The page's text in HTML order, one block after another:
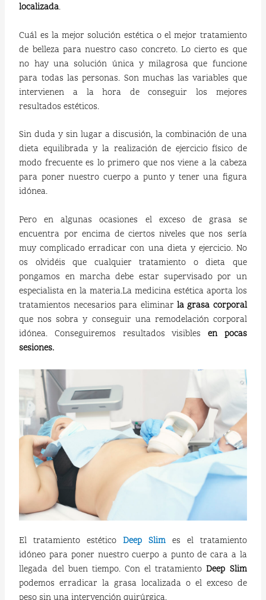
localizada.
Cuál es la mejor solución estética o el mejor tratamiento
de belleza para nuestro caso concreto. Lo cierto es que
no hay una solución única y milagrosa que funcione
para todas las personas. Son muchas las variables que
intervienen a la hora de conseguir los mejores
resultados estéticos.
Sin duda y sin lugar a discusión, la combinación de una
dieta equilibrada y la realización de ejercicio físico de
modo frecuente es lo primero que nos viene a la cabeza
para poner nuestro cuerpo a punto y tener una figura
idónea.
Pero en algunas ocasiones el exceso de grasa se
encuentra por encima de ciertos niveles que nos sería
muy complicado erradicar con una dieta y ejercicio. No
os olvidéis que cualquier tratamiento o dieta que
pongamos en marcha debe estar supervisado por un
especialista en la materia.La medicina estética aporta los
tratamientos necesarios para eliminar la grasa corporal
que nos sobra y conseguir una remodelación corporal
idónea. Conseguiremos resultados visibles en pocas
sesiones.
El tratamiento estéticoDeep Slimes el tratamiento
idóneo para poner nuestro cuerpo a punto de cara a la
llegada del buen tiempo. Con el tratamientoDeep Slim
podemos erradicar la grasa localizada o el exceso de